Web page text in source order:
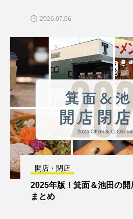
2026.07.06
開店・閉店
2025年版！箕面＆池田の開
まとめ